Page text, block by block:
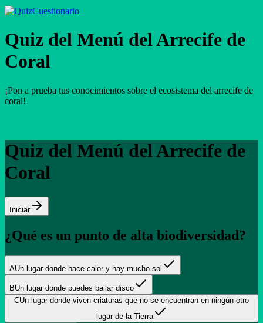
Cuestionario
Quiz del Menú del Arrecife de
Coral
¡Pon a prueba tus conocimientos sobre el ecosistema del arrecife de
coral!
Quiz del Menú del Arrecife de
Coral
Iniciar
¿Qué es un punto de alta biodiversidad?
AUn lugar donde hace calor y hay mucho sol
BUn lugar donde puedes bailar disco
CUn lugar donde viven criaturas que no se encuentran en ningún otro
lugar de la Tierra